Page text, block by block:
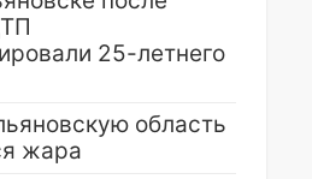
25-летнего
область
жара